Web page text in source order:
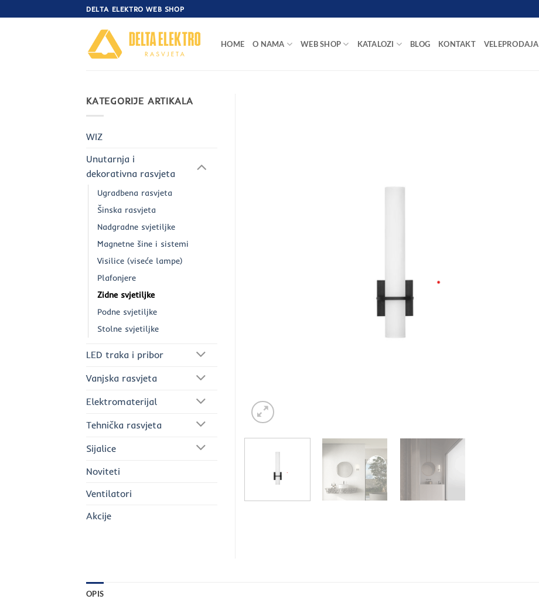
to
DELTA ELEKTRO WEB SHOP
HOME O NAMA WEB SHOP KATALOZI BLOG KONTAKT VELEPRODAJA
KATEGORIJE ARTIKALA
WIZ
Unutarnja i
dekorativna rasvjeta
Ugradbena rasvjeta
Šinska rasvjeta
Nadgradne svjetiljke
Magnetne šine i sistemi
Visilice (viseće lampe)
Plafonjere
Zidne svjetiljke
Podne svjetiljke
Stolne svjetiljke
LED traka i pribor
Vanjska rasvjeta
Elektromaterijal
Tehnička rasvjeta
Sijalice
Noviteti
Ventilatori
Akcije
OPIS